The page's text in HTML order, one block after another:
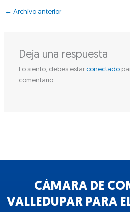
← Archivo anterior
Deja una respuesta
Lo siento, debes estar conectado
comentario.
CÁMARA DE
VALLEDUPAR PARA